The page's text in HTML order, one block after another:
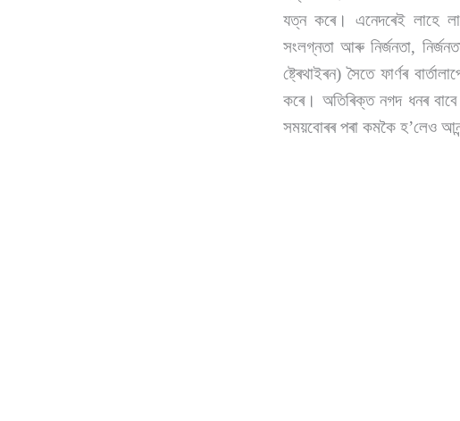
যত্ন কৰে। এনেদৰেই লাহে
সংলগ্নতা আৰু নিৰ্জনতা,
ষ্ট্ৰেথাইৰন) সৈতে ফাৰ্ণৰ
কৰে। অতিৰিক্ত নগদ ধনৰ
সময়বোৰৰ পৰা কমকৈ হ’লেও